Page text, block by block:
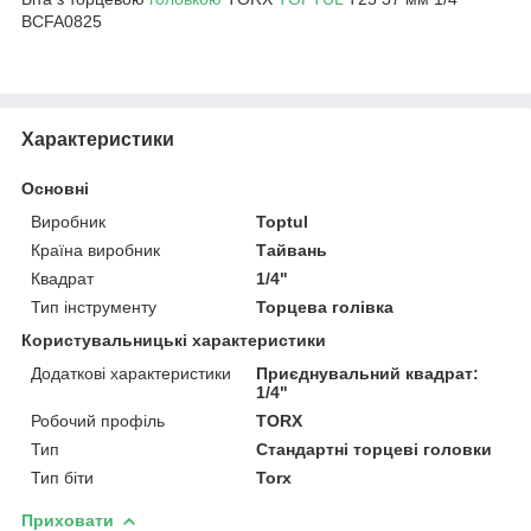
BCFA0825
Характеристики
Основні
Виробник
Toptul
Країна виробник
Тайвань
Квадрат
1/4"
Тип інструменту
Торцева голівка
Користувальницькі характеристики
Додаткові характеристики
Приєднувальний квадрат:
1/4"
Робочий профіль
TORX
Тип
Стандартні торцеві головки
Тип біти
Torx
Приховати